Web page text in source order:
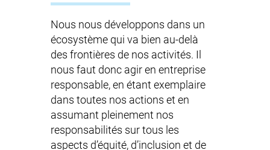
Nous nous développons dans un
écosystème qui va bien au-delà
des frontières de nos activités. Il
nous faut donc agir en entreprise
responsable, en étant exemplaire
dans toutes nos actions et en
assumant pleinement nos
responsabilités sur tous les
aspects d’équité, d’inclusion et de